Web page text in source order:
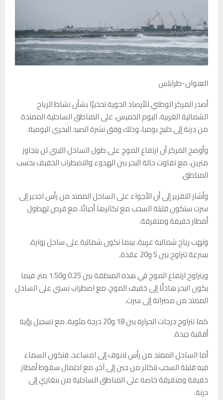
العنوان-طرابلس
أصدر المركز الوطني للأرصاد الجوية تحذيرًا بشأن نشاط الرياح
الشمالية الغربية، اليوم الخميس، على المناطق الساحلية الممتدة
من درنة إلى خليج بومبا، وذلك وفق نشرة الصيد البحري اليومية.
وأوضح المركز أن ارتفاع الموج على طول الساحل الليبي لن يتجاوز
مترين، مع تفاوت حالة البحر بين الهدوء والاضطراب الخفيف بحسب
المناطق.
وأشار التقرير إلى أن الأجواء على الساحل الممتد من رأس اجدير إلى
سرت ستكون قليلة السحب مع تكاثرها أحيانًا، مع فرص لهطول
أمطار خفيفة ومتفرقة.
وتهب رياح شمالية غربية، بينما تكون شمالية على ساحل زوارة،
بسرعة تتراوح بين 5 و20 عقدة.
ويتراوح ارتفاع الموج في هذه المنطقة بين 0.25 و1.50 متر، فيما
يكون البحر هادئًا إلى خفيف الموج، مع اضطراب نسبي على الساحل
الممتد من مصراتة إلى سرت.
كما تتراوح درجات الحرارة بين 18 و20 درجة مئوية، مع تسجيل رؤية
أفقية جيدة.
أما الساحل الممتد من رأس لانوف إلى امساعد، فتكون السماء
فيه قليلة السحب تتكاثر من حين إلى آخر، مع احتمال سقوط أمطار
خفيفة ومتفرقة خاصة على المناطق الساحلية من بنغازي إلى
درنة.